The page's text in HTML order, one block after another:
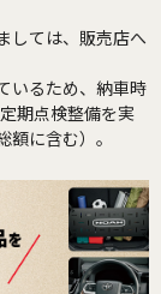
しては、販売店へ
いるため、納車時
期点検整備を実
に含む）。